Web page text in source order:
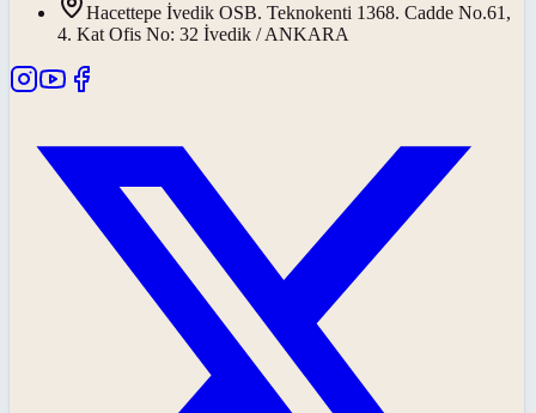
Hacettepe İvedik OSB. Teknokenti 1368. Cadde No.61,
4. Kat Ofis No: 32 İvedik / ANKARA